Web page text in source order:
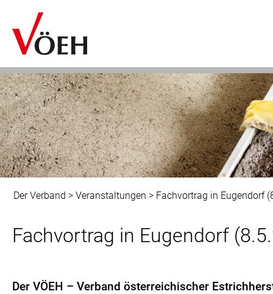
Der Verband > Veranstaltungen > Fachvortrag in Eugendorf
Fachvortrag in Eugendorf
Der VÖEH – Verband österreichischer